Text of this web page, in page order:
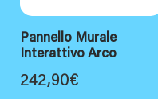
Pannello Murale
Interattivo Arco
242,90€